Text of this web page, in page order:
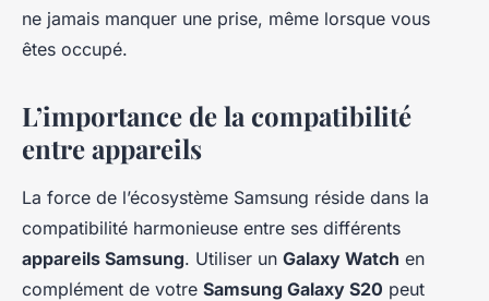
ne jamais manquer une prise, même lorsque vous
êtes occupé.
L’importance de la compatibilité
entre appareils
La force de l’écosystème Samsung réside dans la
compatibilité harmonieuse entre ses différents
appareils Samsung. Utiliser un Galaxy Watch en
complément de votre Samsung Galaxy S20 peut